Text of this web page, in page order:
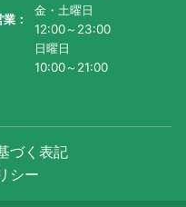
：
金・土曜日
12:00～23:00
日曜日
10:00～21:00
づく表記
シー